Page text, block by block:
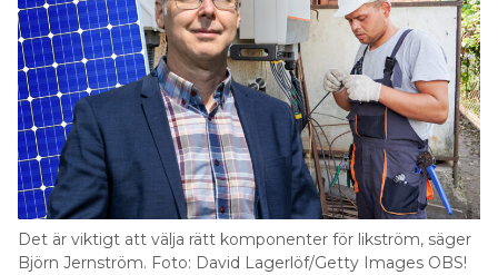
frånkopplingstider. Det är skälet till att vi vill hålla
oss under plus minus 400 volt, det vill säga inte höja
spänningen över 800 volt.
LÄS OCKSÅ:
8 SAKER DU BEHÖVER VETA OM LIKSTRÖM
2. Hur påverkas elsäkerheten av
att det är 760 volt som
spänningsnivå?
Det är viktigt att välja rätt komponenter för likström, säger
Björn Jernström. Foto: David Lagerlöf/Getty Images OBS!